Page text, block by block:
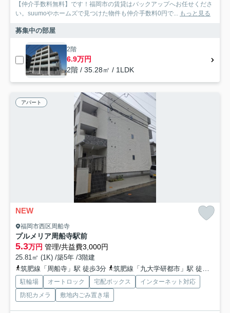
【仲介手数料無料】です！福岡市の賃貸はバックアップへお任せくださ
い。suumoやホームズで見つけた物件も仲介手数料0円で... もっと見る
募集中の部屋
2階
6.9万円
2階 / 35.28㎡ / 1LDK
アパート
NEW
福岡市西区周船寺
プルメリア周船寺駅前
5.3万円 管理/共益費3,000円
25.81㎡ (1K) /築5年 /3階建
筑肥線「周船寺」駅 徒歩3分
筑肥線「九大学研都市」駅 徒歩21分
駐輪場 オートロック 宅配ボックス
インターネット対応
防犯カメラ
敷地内ごみ置き場